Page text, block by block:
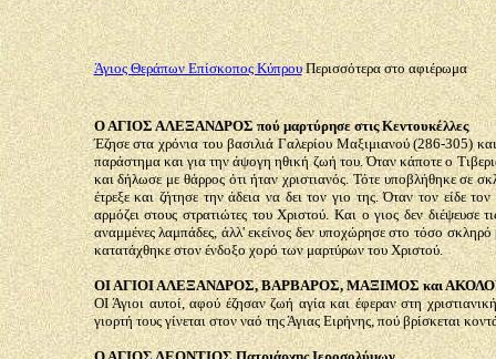
Άγιος Θεράπων Επίσκοπος ΚύπρουΠερισσότερα στο αφιέρωμα
Ο ΑΓΙΟΣ ΑΛΕΞΑΝΔΡΟΣ πού μαρτύρησε στις Κεντουκέλλες
Έζησε στα χρόνια του βασιλιά Γαλερίου Μαξιμιανού (286-305)
παράστημα και για την άψογη ηθική ζωή του. Όταν κάποτε ο
και δήλωσε με θάρρος ότι ήταν χριστιανός. Τότε υποβλήθηκε σε
έτρεξε και ζήτησε την άδεια να δει τον γιο της. Όταν τον είδε
αρμόζει στους στρατιώτες του Χριστού. Και ο γιος δεν διέψευσε
αναμμένες λαμπάδες, άλλ' εκείνος δεν υποχώρησε στο τόσο
κατατάχθηκε στον ένδοξο χορό των μαρτύρων του Χριστού.
ΟΙ ΑΓΙΟΙ ΑΛΕΞΑΝΔΡΟΣ, ΒΑΡΒΑΡΟΣ, ΜΑΞΙΜΟΣ και
ΟΙ Άγιοι αυτοί, αφού έζησαν ζωή αγία και έφεραν στη
γιορτή τους γίνεται στον ναό της Άγιας Ειρήνης, πού βρίσκεται